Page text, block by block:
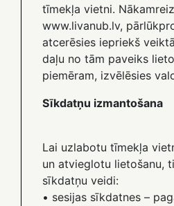
tīmekļa vietni.
www.livanub.lv,
atcerēsies iepriekš
daļu no tām paveiks
piemēram, izvēlēsies
Sīkdatņu izmantošana
Lai uzlabotu tīmekļa
un atvieglotu lietošanu,
sīkdatņu veidi:
• sesijas sīkdatnes –